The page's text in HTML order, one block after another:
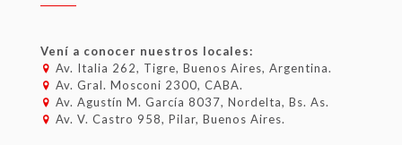
Vení a conocer nuestros locales:
Av. Italia 262, Tigre, Buenos Aires, Argentina.
Av. Gral. Mosconi 2300, CABA.
Av. Agustín M. García 8037, Nordelta, Bs. As.
Av. V. Castro 958, Pilar, Buenos Aires.